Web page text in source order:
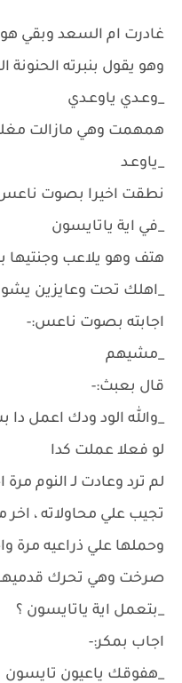
غادرت ام السعد وبقي
وهو يقول بنبرته الحنونة
_وعـدي ياوعـدي
همهمت وهي مازالت
_ياوعـد
نطقت اخيرا بصوت
_في اية ياتايسون
هتف وهو يلاعب وجنتيها
_اهلك تحت وعايزين
اجابته بصوت ناعس:-
_مشيهم
قال بعبث:-
_والله الود ودك اعمل
لو فعلا عملت كدا
لم ترد وعادت لـ النوم
تجيب علي محاولاته ،
وحملها علي ذراعيه مرة
صرخت وهي تحرك قدميها
_بتعمل اية ياتايسون ؟
اجاب بمكر:-
_هفوقك ياعيون تايسون